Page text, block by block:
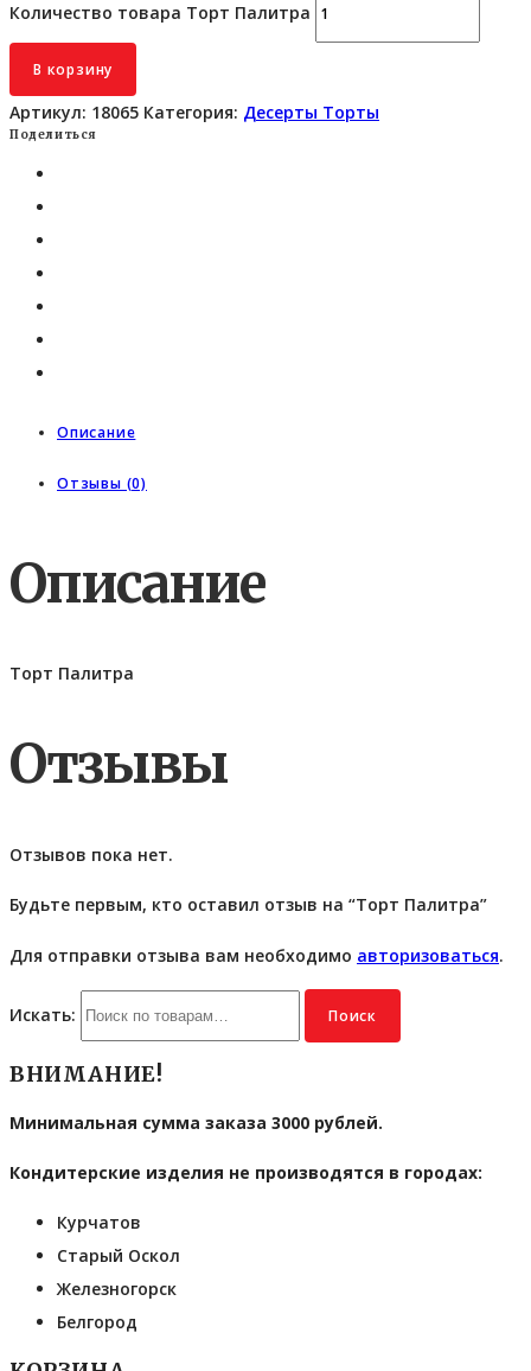
Количество товара Торт Палитра
В корзину
Артикул: 18065 Категория: Десерты Торты
Поделиться
Описание
Отзывы (0)
Описание
Торт Палитра
Отзывы
Отзывов пока нет.
Будьте первым, кто оставил отзыв на “Торт Палитра”
Для отправки отзыва вам необходимо авторизоваться.
Искать: Поиск
ВНИМАНИЕ!
Минимальная сумма заказа 3000 рублей.
Кондитерские изделия не производятся в городах:
Курчатов
Старый Оскол
Железногорск
Белгород